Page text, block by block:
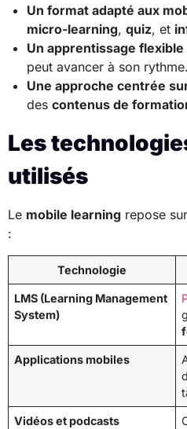
Un format adapté aux
micro-learning, quiz, et
Un apprentissage flexible
peut avancer à son rythme.
Une approche centrée
des contenus de
Les
utilisés
Le mobile learning repose
:
Technologie
LMS (Learning Management
System)
Applications mobiles
Vidéos et podcasts